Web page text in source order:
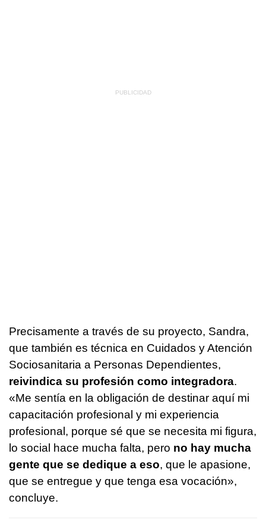
Precisamente a través de su proyecto, Sandra,
que también es técnica en Cuidados y Atención
Sociosanitaria a Personas Dependientes,
reivindica su profesión como integradora.
«Me sentía en la obligación de destinar aquí mi
capacitación profesional y mi experiencia
profesional, porque sé que se necesita mi figura,
lo social hace mucha falta, pero no hay mucha
gente que se dedique a eso, que le apasione,
que se entregue y que tenga esa vocación»,
concluye.